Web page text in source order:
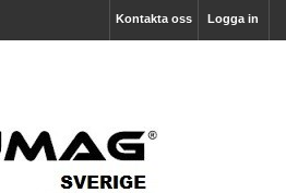
Logga in
Kontakta oss